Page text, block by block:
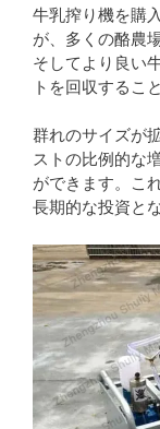
牛乳搾り機を購
が、多くの酪農
そしてより良い
トを回収するこ
群れのサイズが
ストの比例的な
ができます。こ
長期的な投資と